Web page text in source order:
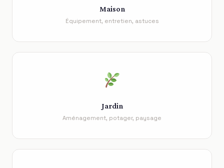
Maison
Équipement, entretien, astuces
Jardin
Aménagement, potager, paysage